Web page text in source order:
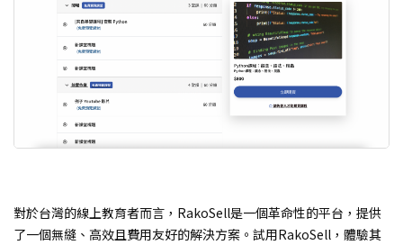
對於台灣的線上教育者而言，RakoSell是一個革命性的平台，提供
了一個無縫、高效且費用友好的解決方案。試用RakoSell，體驗其